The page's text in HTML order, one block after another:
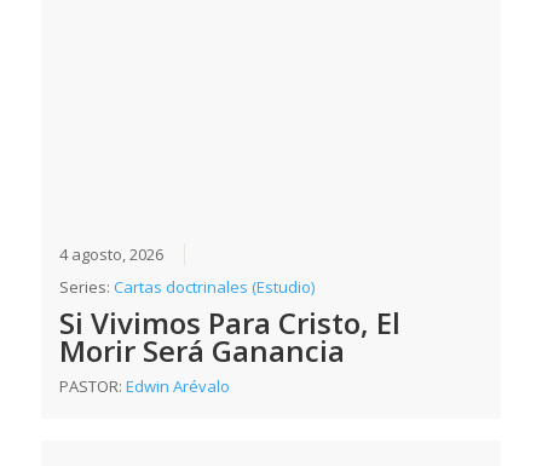
4 agosto, 2026
Series:Cartas doctrinales (Estudio)
Si Vivimos Para Cristo, El
Morir Será Ganancia
PASTOR:Edwin Arévalo